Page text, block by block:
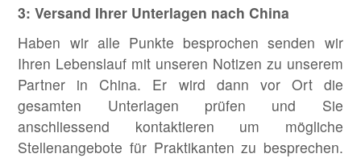
3: Versand Ihrer Unterlagen nach China
Haben wir alle Punkte besprochen senden wir
Ihren Lebenslauf mit unseren Notizen zu unserem
Partner in China. Er wird dann vor Ort die
gesamten Unterlagen prüfen und Sie
anschliessend kontaktieren um mögliche
Stellenangebote für Praktikanten zu besprechen.